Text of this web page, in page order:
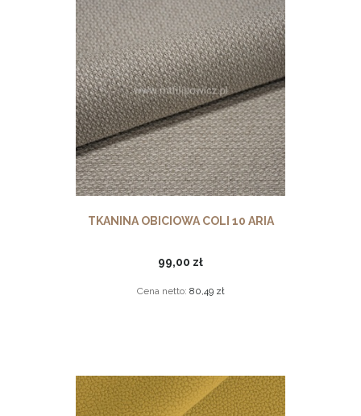
TKANINA OBICIOWA COLI 10 ARIA
99,00 zł
Cena netto: 80,49 zł